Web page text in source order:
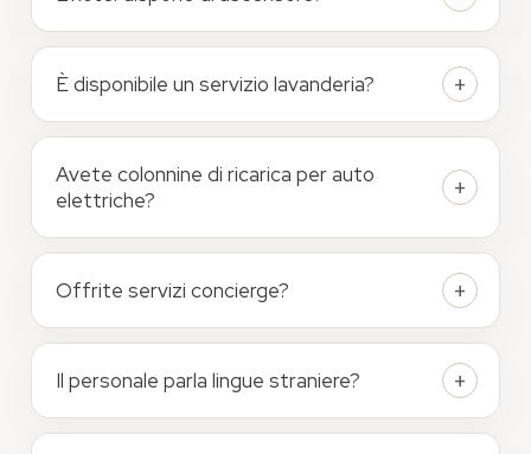
È disponibile un servizio lavanderia?
Avete colonnine di ricarica per auto
elettriche?
Offrite servizi concierge?
Il personale parla lingue straniere?